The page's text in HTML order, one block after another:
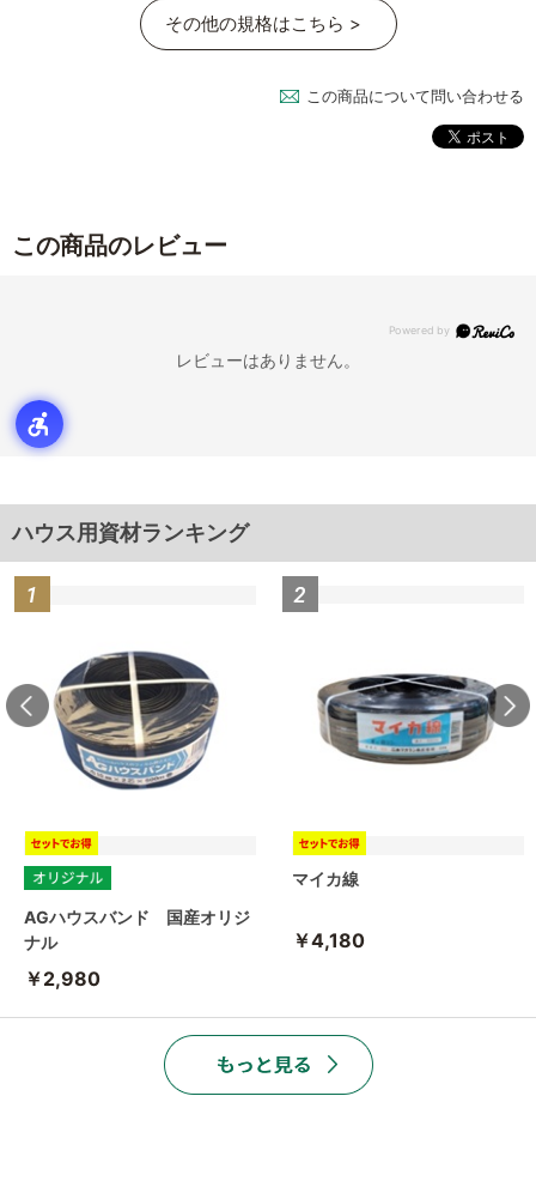
その他の規格はこちら >
この商品について問い合わせる
この商品のレビュー
レビューはありません。
ハウス用資材ランキング
AGハウスバンド 国産オリジ
ナル
￥2,980
マイカ線
￥4,180